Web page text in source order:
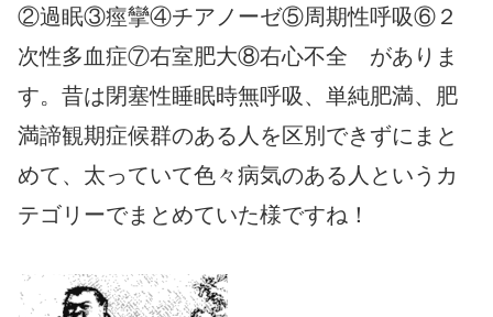
②過眠③痙攣④チアノーゼ⑤周期性呼吸⑥２
次性多血症⑦右室肥大⑧右心不全 がありま
す。昔は閉塞性睡眠時無呼吸、単純肥満、肥
満諦観期症候群のある人を区別できずにまと
めて、太っていて色々病気のある人というカ
テゴリーでまとめていた様ですね！